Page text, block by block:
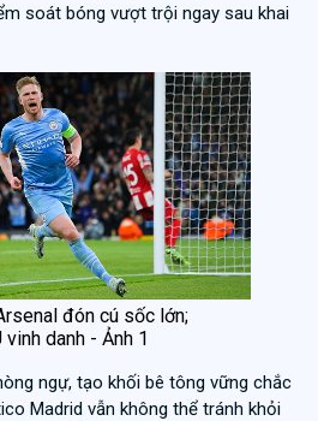
soát bóng vượt trội ngay sau khai
đón cú sốc lớn;
danh - Ảnh 1
ngự, tạo khối bê tông vững chắc
Madrid vẫn không thể tránh khỏi